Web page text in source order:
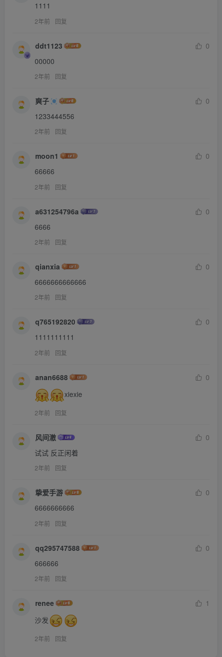
1111
2年前 回复
ddt1123
0
00000
2年前 回复
爽子
0
1233444556
2年前 回复
moon1
0
66666
2年前 回复
a631254796a
0
6666
2年前 回复
qianxia
0
6666666666666
2年前 回复
q765192820
0
1111111111
2年前 回复
anan6688
0
xiexie
2年前 回复
风间澈
0
试试 反正闲着
2年前 回复
挚爱手游
0
6666666666
2年前 回复
qq295747588
0
666666
2年前 回复
renee
1
沙发
2年前 回复